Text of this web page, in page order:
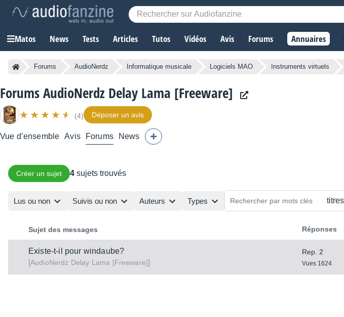
Matos News Tests Articles Tutos Vidéos Avis Forums Annuaires
Forums AudioNerdz Informatique musicale Logiciels MAO Instruments virtuels
Forums AudioNerdz Delay Lama [Freeware]
(4) Déposer un avis
Vue d’ensemble Avis Forums News
Créer un sujet 4 sujets trouvés
Lus ou non Suivis ou non Auteurs Types
Sujet des messages Réponses
Existe-t-il pour windaube?
[AudioNerdz Delay Lama [Freeware]]
Rep. 2
Vues 1624